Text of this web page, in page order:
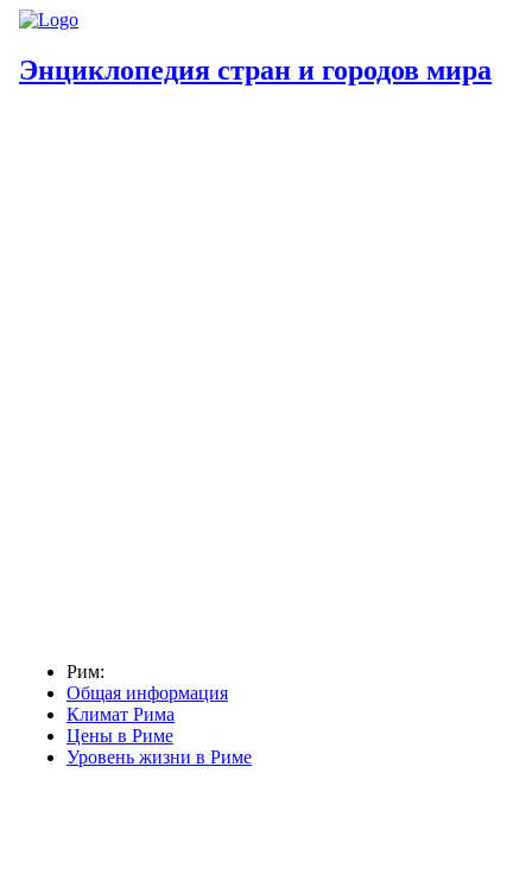
Энциклопедия стран и городов мира
Рим:
Общая информация
Климат Рима
Цены в Риме
Уровень жизни в Риме